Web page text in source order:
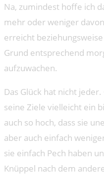
Na, zumindest hoffe ich
mehr oder weniger
erreicht
Grund entsprechend
aufzuwachen.
Das Glück hat nicht
seine Ziele vielleicht ein
auch so hoch, dass sie
aber auch einfach
sie einfach Pech haben
Knüppel nach dem